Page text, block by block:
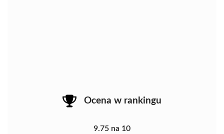
Ocena w rankingu
9.75 na 10